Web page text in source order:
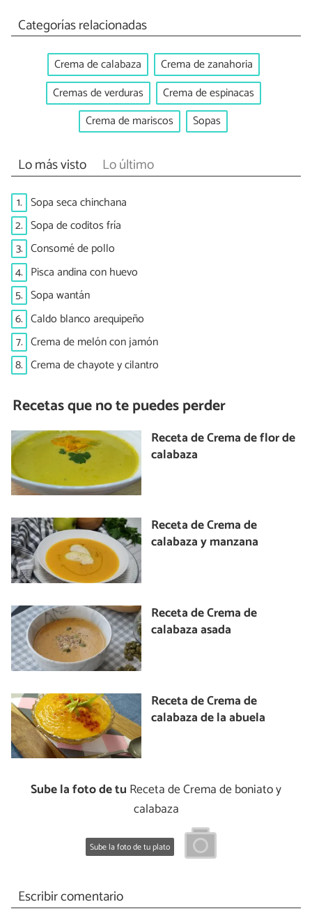
Categorías relacionadas
Crema de calabaza
Crema de zanahoria
Cremas de verduras
Crema de espinacas
Crema de mariscos
Sopas
Lo más visto Lo último
1. Sopa seca chinchana
2. Sopa de coditos fría
3. Consomé de pollo
4. Pisca andina con huevo
5. Sopa wantán
6. Caldo blanco arequipeño
7. Crema de melón con jamón
8. Crema de chayote y cilantro
Recetas que no te puedes perder
Receta de Crema de flor de
calabaza
Receta de Crema de
calabaza y manzana
Receta de Crema de
calabaza asada
Receta de Crema de
calabaza de la abuela
Sube la foto de tu Receta de Crema de boniato y
calabaza
Sube la foto de tu plato
Escribir comentario